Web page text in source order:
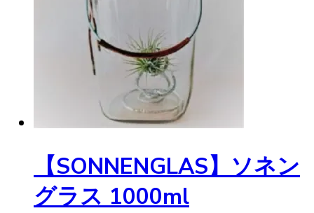
【SONNENGLAS】ソネン
グラス 1000ml